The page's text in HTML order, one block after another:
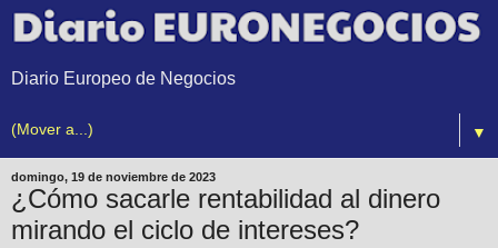
Diario Europeo de Negocios
▼
domingo, 19 de noviembre de 2023
¿Cómo sacarle rentabilidad al dinero
mirando el ciclo de intereses?